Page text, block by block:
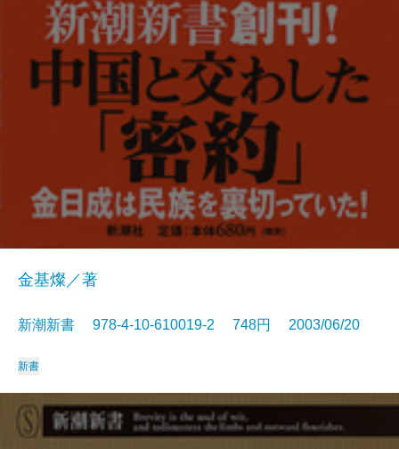
金基燦／著
新潮新書 978-4-10-610019-2 748円 2003/06/20
新書